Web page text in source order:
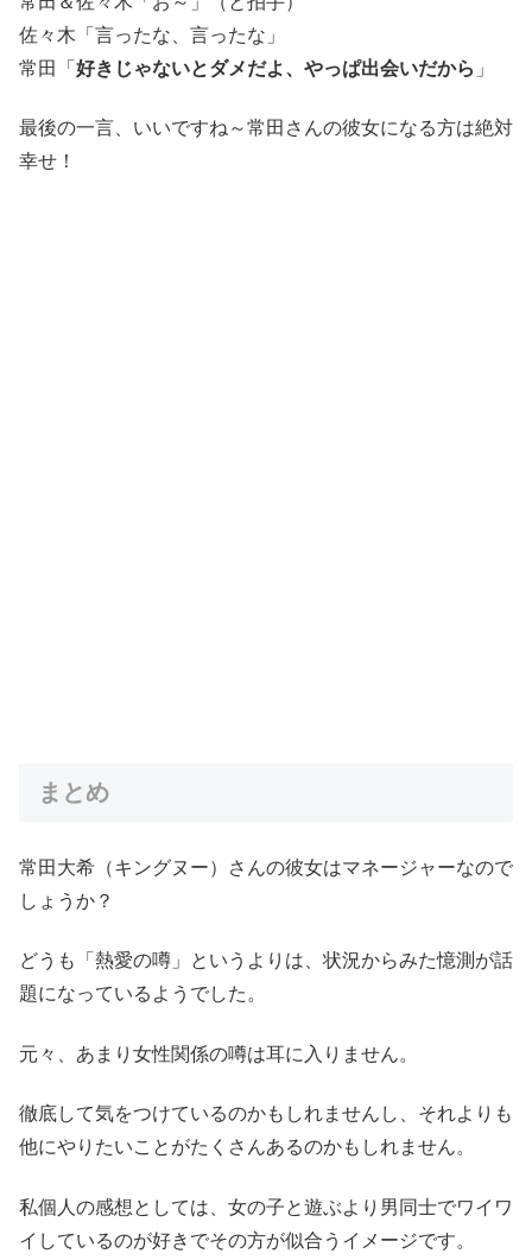
佐々木「言ったな、言ったな」
常田「 好きじゃないとダメだよ、やっぱ出会いだから 」
最後の一言、いいですね～常田さんの彼女になる方は絶対
幸せ！
まとめ
常田大希（キングヌー）さんの彼女はマネージャーなので
しょうか？
どうも「熱愛の噂」というよりは、状況からみた憶測が話
題になっているようでした。
元々、あまり女性関係の噂は耳に入りません。
徹底して気をつけているのかもしれませんし、それよりも
他にやりたいことがたくさんあるのかもしれません。
私個人の感想としては、女の子と遊ぶより男同士でワイワ
イしているのが好きでその方が似合うイメージです。